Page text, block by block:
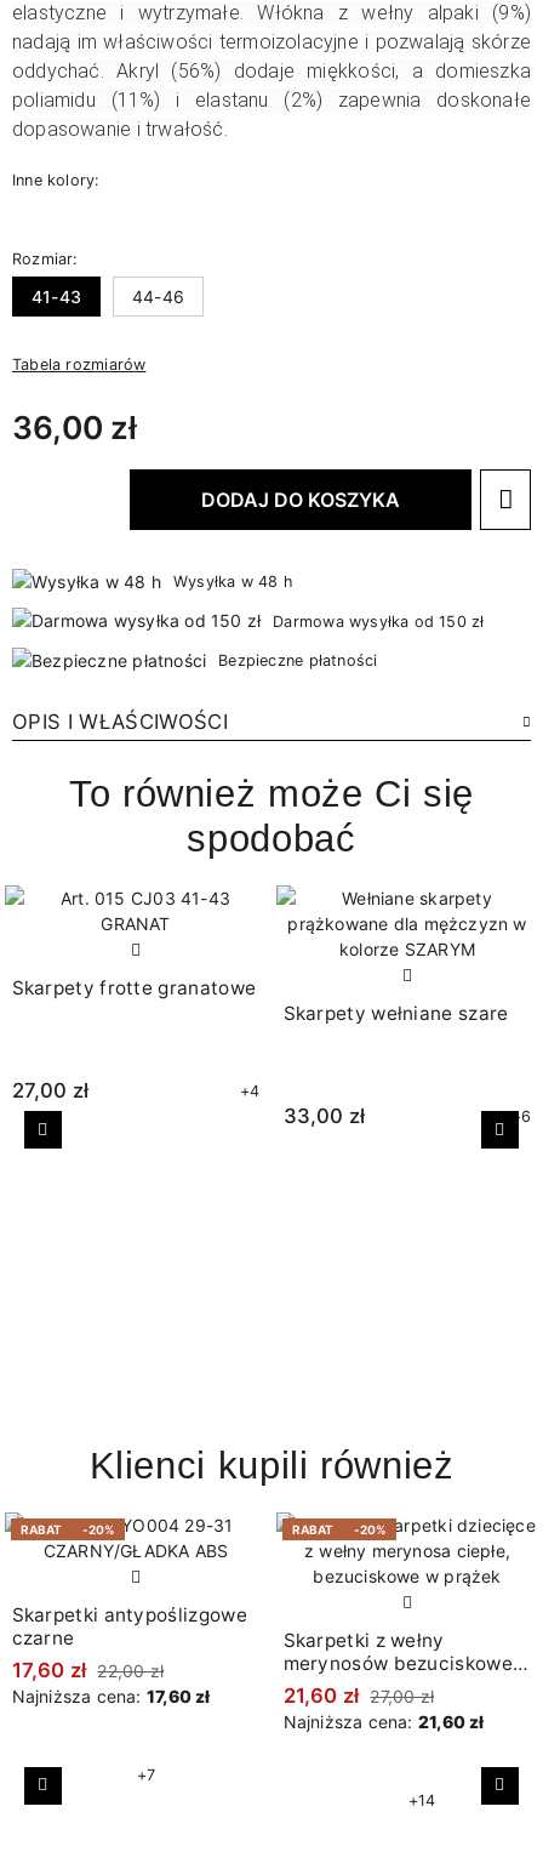
elastyczne i wytrzymałe. Włókna z wełny alpaki (9%)
nadają im właściwości termoizolacyjne i pozwalają skórze
oddychać. Akryl (56%) dodaje miękkości, a domieszka
poliamidu (11%) i elastanu (2%) zapewnia doskonałe
dopasowanie i trwałość.
Inne kolory:
Rozmiar:
41-43 44-46
Tabela rozmiarów
36,00 zł
DODAJ DO KOSZYKA
Wysyłka w 48 h
Darmowa wysyłka od 150 zł
Bezpieczne płatności
OPIS I WŁAŚCIWOŚCI
To również może Ci się
spodobać
Skarpety frotte granatowe
27,00 zł +4
Skarpety wełniane szare
33,00 zł +6
Poprzedni
Klienci kupili również
RABAT -20%
Skarpetki antypoślizgowe
czarne
17,60 zł 22,00 zł
Najniższa cena: 17,60 zł
+7
RABAT -20%
Skarpetki z wełny
merynosów bezuciskowe
w prążki bordowe
21,60 zł 27,00 zł
Najniższa cena: 21,60 zł
+14
Poprzedni